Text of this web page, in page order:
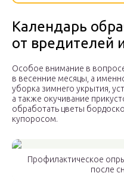
Календарь
от вредителей
Особое внимание в
в весенние месяцы, а
уборка зимнего укрытия,
а также окучивание
обработать цветы
купоросом.
Профилактическое
после